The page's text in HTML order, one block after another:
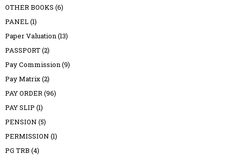
OTHER BOOKS (6)
PANEL(1)
Paper Valuation(13)
PASSPORT(2)
Pay Commission(9)
Pay Matrix(2)
PAY ORDER(96)
PAY SLIP (1)
PENSION (5)
PERMISSION (1)
PG TRB (4)